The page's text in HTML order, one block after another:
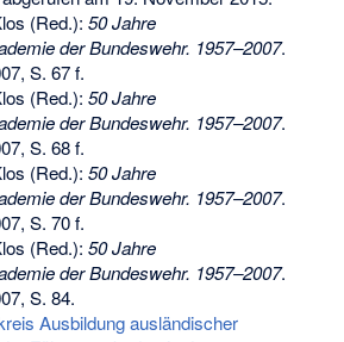
(Red.):50 Jahre
der Bundeswehr. 1957–2007.
S. 67 f.
(Red.):50 Jahre
der Bundeswehr. 1957–2007.
S. 68 f.
(Red.):50 Jahre
der Bundeswehr. 1957–2007.
S. 70 f.
(Red.):50 Jahre
der Bundeswehr. 1957–2007.
S. 84.
Ausbildung ausländischer